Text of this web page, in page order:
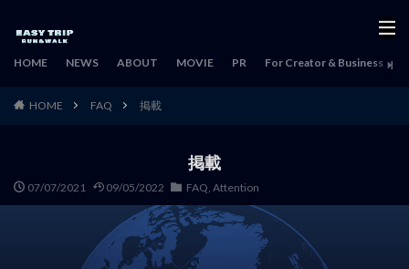
HOME NEWS ABOUT MOVIE PR For Creator & Business
HOME FAQ 掲載
掲載
07/07/2021 09/05/2022 FAQ, Attention